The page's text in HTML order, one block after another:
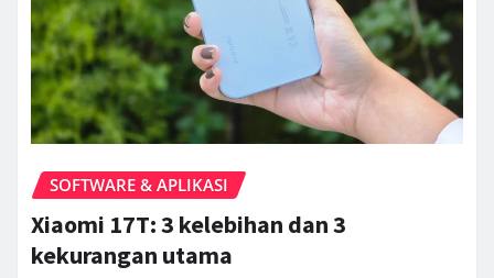
SOFTWARE & APLIKASI
Xiaomi 17T: 3 kelebihan dan 3
kekurangan utama